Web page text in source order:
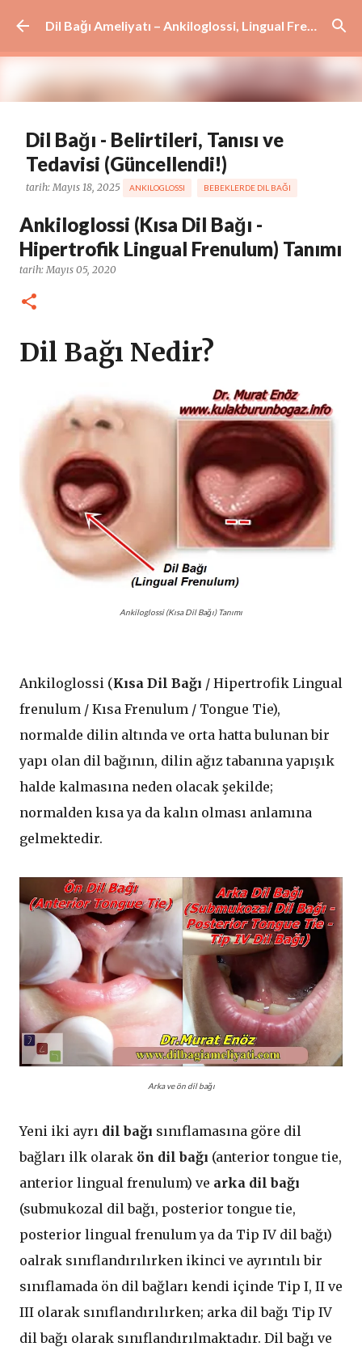
Ana içeriğe atla Dil Bağı Ameliyatı – Ankiloglossi, Lingual Frenulum ve Dudak Bağı Tedavisi | İstanbul
Dil Bağı - Belirtileri, Tanısı ve
Tedavisi (Güncellendi!)
tarih: Mayıs 18, 2025 ANKILOGLOSSI BEBEKLERDE DIL BAĞI
DIL BAĞI TEDAVISI KISA DIL BAĞI KISA LINGUAL FRENULUM
TONGUE TIE YETIŞKINLERDE DIL BAĞI
Ankiloglossi (Kısa Dil Bağı -
Hipertrofik Lingual Frenulum) Tanımı
tarih:Mayıs 05, 2020
Dil Bağı Nedir?
Ankiloglossi (Kısa Dil Bağı) Tanımı
Ankiloglossi (Kısa Dil Bağı / Hipertrofik Lingual
frenulum / Kısa Frenulum / Tongue Tie),
normalde dilin altında ve orta hatta bulunan bir
yapı olan dil bağının, dilin ağız tabanına yapışık
halde kalmasına neden olacak şekilde;
normalden kısa ya da kalın olması anlamına
gelmektedir.
Arka ve ön dil bağı
Yeni iki ayrı dil bağı sınıflamasına göre dil
bağları ilk olarak ön dil bağı (anterior tongue tie,
anterior lingual frenulum) ve arka dil bağı
(submukozal dil bağı, posterior tongue tie,
posterior lingual frenulum ya da Tip IV dil bağı)
oalrak sınıflandırılırken ikinci ve ayrıntılı bir
sınıflamada ön dil bağları kendi içinde Tip I, II ve
III olarak sınıflandırılırken; arka dil bağı Tip IV
dil bağı olarak sınıflandırılmaktadır. Dil bağı ve